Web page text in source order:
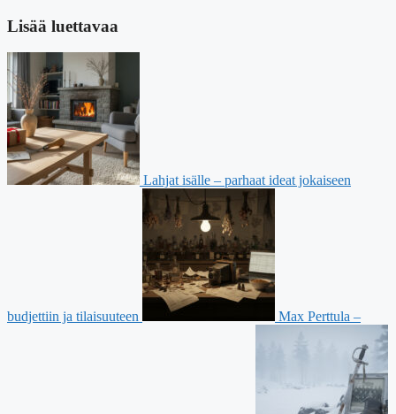
Lisää luettavaa
Lahjat isälle – parhaat ideat jokaiseen
budjettiin ja tilaisuuteen Max Perttula –